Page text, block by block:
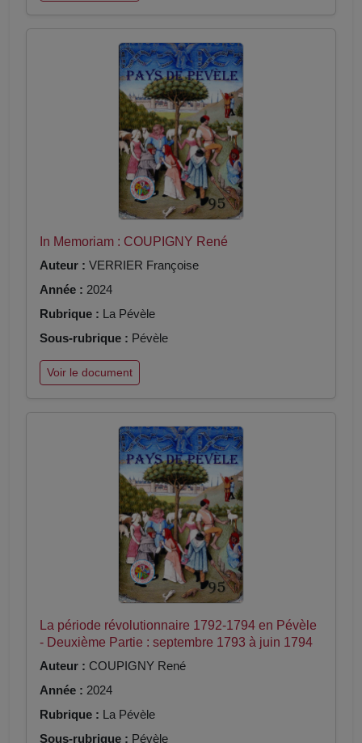
In Memoriam : COUPIGNY René
Auteur : VERRIER Françoise
Année : 2024
Rubrique : La Pévèle
Sous-rubrique : Pévèle
Voir le document
La période révolutionnaire 1792-1794 en Pévèle
- Deuxième Partie : septembre 1793 à juin 1794
Auteur : COUPIGNY René
Année : 2024
Rubrique : La Pévèle
Sous-rubrique : Pévèle